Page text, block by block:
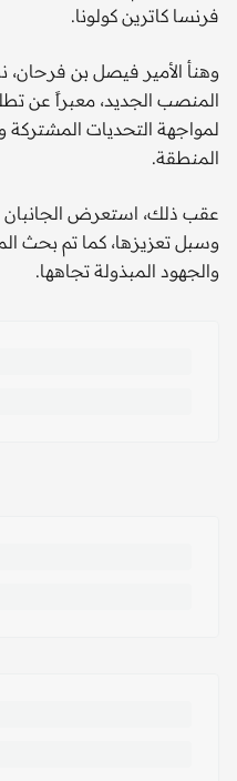
فرنسا كاترين كولونا.
وهنأ الأمير فيصل بن فرحان،
المنصب الجديد، معبراً عن
لمواجهة التحديات المشتركة
المنطقة.
عقب ذلك، استعرض الجانبان
وسبل تعزيزها، كما تم بحث
والجهود المبذولة تجاهها.